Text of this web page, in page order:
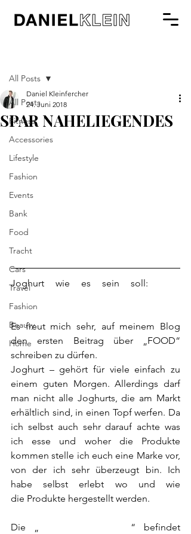
All Posts
Fitness
Accessories
Lifestyle
Fashion
Events
Bank
Food
Tracht
Cars
Travel
Fashion
Beauty
Home
All Posts
SPAR NAHELIEGENDES
Daniel Kleinfercher
24. Juni 2018
Joghurt wie es sein soll:
Es freut mich sehr, auf meinem Blog
den ersten Beitrag über „FOOD“
schreiben zu dürfen.
Joghurt – gehört für viele einfach zu
einem guten Morgen. Allerdings darf
man nicht alle Joghurts, die am Markt
erhältlich sind, in einen Topf werfen. Da
ich selbst auch sehr darauf achte was
ich esse und woher die Produkte
kommen stelle ich euch eine Marke vor,
von der ich sehr überzeugt bin. Ich
habe selbst erlebt wo und wie
die Produkte hergestellt werden.
Die „
“ befindet